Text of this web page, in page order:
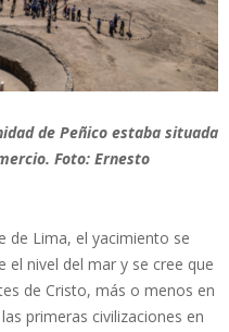
de Peñico estaba situada
Foto: Ernesto
de Lima, el yacimiento se
nivel del mar y se cree que
de Cristo, más o menos en
primeras civilizaciones en